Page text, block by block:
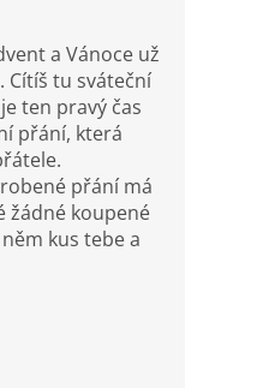
a Vánoce už
Cítíš tu sváteční
ten pravý čas
přání, která
přání má
žádné koupené
kus tebe a